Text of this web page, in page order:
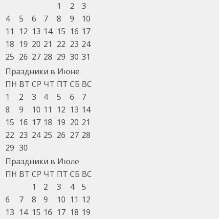
1
2
3
4
5 6 7 8 9
10
11
12 13 14 15 16 17
18 19 20 21 22 23 24
25 26 27 28 29 30 31
Праздники в Июне
ПН ВТ СР ЧТ ПТ СБ ВС
1
2 3 4 5 6
7
8
9 10 11 12 13 14
15 16 17 18 19 20 21
22 23 24 25 26 27 28
29 30
Праздники в Июле
ПН ВТ СР ЧТ ПТ СБ ВС
1
2 3 4
5
6
7 8 9 10 11 12
13 14 15 16 17 18 19